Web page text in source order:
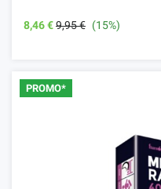
8,46 €9,95 € (15%)
PROMO*